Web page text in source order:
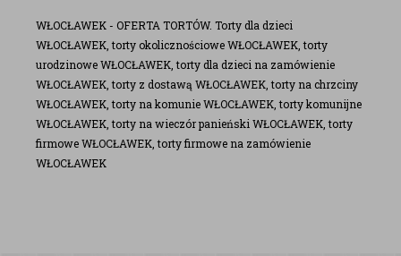
WŁOCŁAWEK - OFERTA TORTÓW. Torty dla dzieci
WŁOCŁAWEK, torty okolicznościowe WŁOCŁAWEK, torty
urodzinowe WŁOCŁAWEK, torty dla dzieci na zamówienie
WŁOCŁAWEK, torty z dostawą WŁOCŁAWEK, torty na chrzciny
WŁOCŁAWEK, torty na komunie WŁOCŁAWEK, torty komunijne
WŁOCŁAWEK, torty na wieczór panieński WŁOCŁAWEK, torty
firmowe WŁOCŁAWEK, torty firmowe na zamówienie
WŁOCŁAWEK